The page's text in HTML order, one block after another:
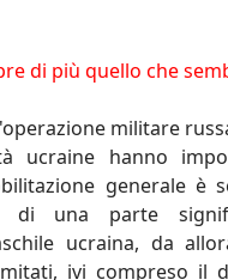
di più quello che
militare
ucraine hanno
generale è
una parte
ucraina, da
ivi compreso il